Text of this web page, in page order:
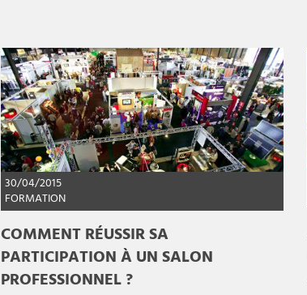
30/04/2015
FORMATION
COMMENT RÉUSSIR SA
PARTICIPATION À UN SALON
PROFESSIONNEL ?